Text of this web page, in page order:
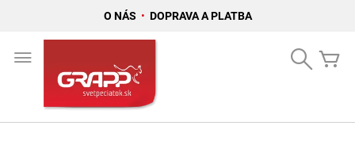
O NÁS • DOPRAVA A PLATBA
Search